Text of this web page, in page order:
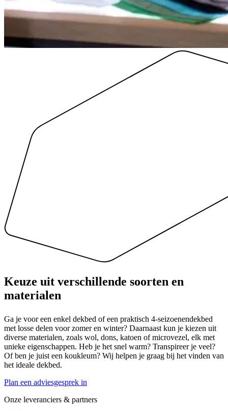
Keuze uit verschillende soorten en
materialen
Ga je voor een enkel dekbed of een praktisch 4-seizoenendekbed
met losse delen voor zomer en winter? Daarnaast kun je kiezen uit
diverse materialen, zoals wol, dons, katoen of microvezel, elk met
unieke eigenschappen. Heb je het snel warm? Transpireer je veel?
Of ben je juist een koukleum? Wij helpen je graag bij het vinden van
het ideale dekbed.
Plan een adviesgesprek in
Onze leveranciers & partners